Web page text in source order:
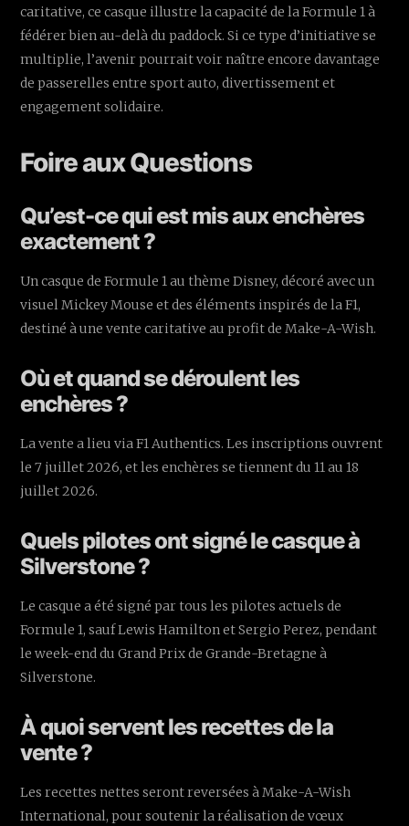
caritative, ce casque illustre la capacité de la Formule 1 à
fédérer bien au-delà du paddock. Si ce type d’initiative se
multiplie, l’avenir pourrait voir naître encore davantage
de passerelles entre sport auto, divertissement et
engagement solidaire.
Foire aux Questions
Qu’est-ce qui est mis aux enchères
exactement ?
Un casque de Formule 1 au thème Disney, décoré avec un
visuel Mickey Mouse et des éléments inspirés de la F1,
destiné à une vente caritative au profit de Make-A-Wish.
Où et quand se déroulent les
enchères ?
La vente a lieu via F1 Authentics. Les inscriptions ouvrent
le 7 juillet 2026, et les enchères se tiennent du 11 au 18
juillet 2026.
Quels pilotes ont signé le casque à
Silverstone ?
Le casque a été signé par tous les pilotes actuels de
Formule 1, sauf Lewis Hamilton et Sergio Perez, pendant
le week-end du Grand Prix de Grande-Bretagne à
Silverstone.
À quoi servent les recettes de la
vente ?
Les recettes nettes seront reversées à Make-A-Wish
International, pour soutenir la réalisation de vœux